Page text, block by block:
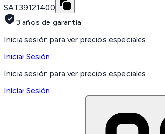
SAT39121400
3 años de garantía
Inicia sesión para ver precios especiales
Iniciar Sesión
Inicia sesión para ver precios especiales
Iniciar Sesión